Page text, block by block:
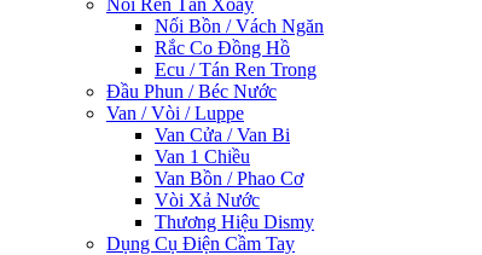
Nối Ren Tán Xoay
Nối Bồn / Vách Ngăn
Rắc Co Đồng Hồ
Ecu / Tán Ren Trong
Đầu Phun / Béc Nước
Van / Vòi / Luppe
Van Cửa / Van Bi
Van 1 Chiều
Van Bồn / Phao Cơ
Vòi Xả Nước
Thương Hiệu Dismy
Dụng Cụ Điện Cầm Tay